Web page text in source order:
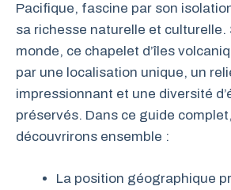
Pacifique, fascine par son
sa richesse naturelle et culturelle.
monde, ce chapelet d’îles
par une localisation unique, un
impressionnant et une diversité
préservés. Dans ce guide
découvrirons ensemble :
La position géographique